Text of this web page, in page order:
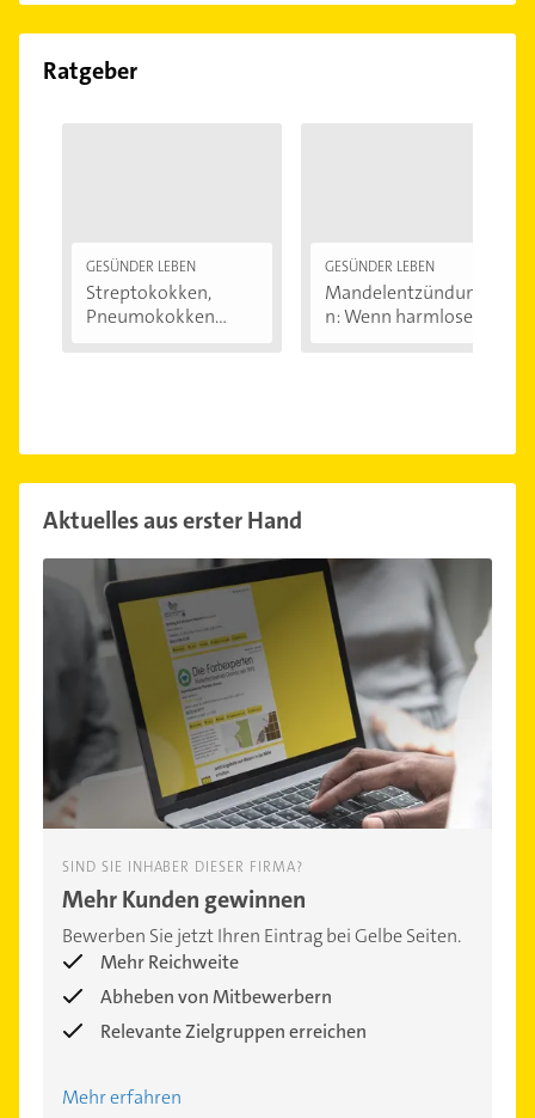
Ratgeber
GESÜNDER LEBEN
Streptokokken,
Pneumokokken
GESÜNDER LEBEN
Mandelentzündunge
n: Wenn harmlose...
Aktuelles aus erster Hand
SIND SIE INHABER DIESER FIRMA?
Mehr Kunden gewinnen
Bewerben Sie jetzt Ihren Eintrag bei Gelbe Seiten.
Mehr Reichweite
Abheben von Mitbewerbern
Relevante Zielgruppen erreichen
Mehr erfahren